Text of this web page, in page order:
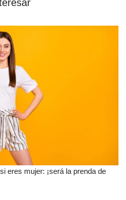
eres mujer: ¡será la prenda de